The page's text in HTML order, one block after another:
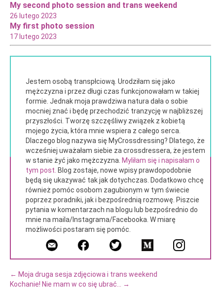
My second photo session and trans weekend
26 lutego 2023
My first photo session
17 lutego 2023
Jestem osobą transpłciową. Urodziłam się jako
mężczyzna i przez długi czas funkcjonowałam w takiej
formie. Jednak moja prawdziwa natura dała o sobie
mocniej znać i będę przechodzić tranzycję w najbliższej
przyszłości. Tworzę szczęśliwy związek z kobietą
mojego życia, która mnie wspiera z całego serca.
Dlaczego blog nazywa się MyCrossdressing? Dlatego, że
wcześniej uważałam siebie za crossdressera, że jestem
w stanie żyć jako mężczyzna. Myliłam się i napisałam o
tym post. Blog zostaje, nowe wpisy prawdopodobnie
będą się ukazywać tak jak dotychczas. Dodatkowo chcę
również pomóc osobom zagubionym w tym świecie
poprzez poradniki, jak i bezpośrednią rozmowę. Piszcie
pytania w komentarzach na blogu lub bezpośrednio do
mnie na maila/Instagrama/Facebooka. W miarę
możliwości postaram się pomóc.
← Moja druga sesja zdjęciowa i trans weekend
Kochanie! Nie mam w co się ubrać...
→